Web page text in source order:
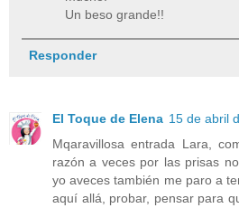
Un beso grande!!
Responder
El Toque de Elena 15 de abril
Mqaravillosa entrada Lara,
razón a veces por las prisas
yo aveces también me paro a
aquí allá, probar, pensar para